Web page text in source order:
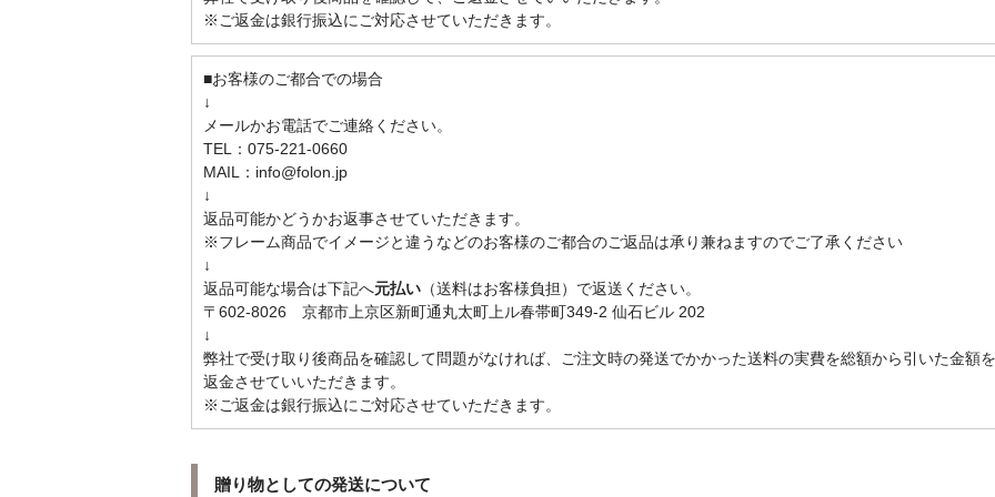
※ご返金は銀行振込にご対応させていただきます。
■お客様のご都合での場合
↓
メールかお電話でご連絡ください。
TEL：075-221-0660
MAIL：info@folon.jp
↓
返品可能かどうかお返事させていただきます。
※フレーム商品でイメージと違うなどのお客様のご都合のご返品は承り兼ねますのでご了承ください
↓
返品可能な場合は下記へ元払い （送料はお客様負担）で返送ください。
〒602-8026 京都市上京区新町通丸太町上ル春帯町349-2 仙石ビル 202
↓
弊社で受け取り後商品を確認して問題がなければ、ご注文時の発送でかかった送料の実費を総額から引いた金額
返金させていいただきます。
※ご返金は銀行振込にご対応させていただきます。
贈り物としての発送について